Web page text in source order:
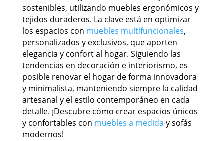
sostenibles, utilizando muebles ergonómicos y
tejidos duraderos. La clave está en optimizar
los espacios con muebles multifuncionales,
personalizados y exclusivos, que aporten
elegancia y confort al hogar. Siguiendo las
tendencias en decoración e interiorismo, es
posible renovar el hogar de forma innovadora
y minimalista, manteniendo siempre la calidad
artesanal y el estilo contemporáneo en cada
detalle. ¡Descubre cómo crear espacios únicos
y confortables con muebles a medida y sofás
modernos!